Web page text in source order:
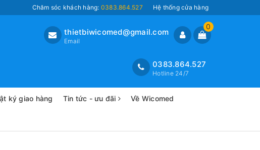
Chăm sóc khách hàng: 0383.864.527 Hệ thống cửa hàng
0
thietbiwicomed@gmail.com
Email
0383.864.527
Hotline 24/7
ký giao hàng Tin tức - ưu đãi Về Wicomed